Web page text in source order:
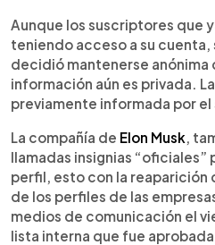
Aunque los suscriptores que
teniendo acceso a su
decidió mantenerse anónima
información aún es privada.
previamente informada por
La compañía de Elon Musk ,
llamadas insignias “oficiales”
perfil, esto con la reaparición
de los perfiles de las
medios de comunicación el
lista interna que fue aprobada.